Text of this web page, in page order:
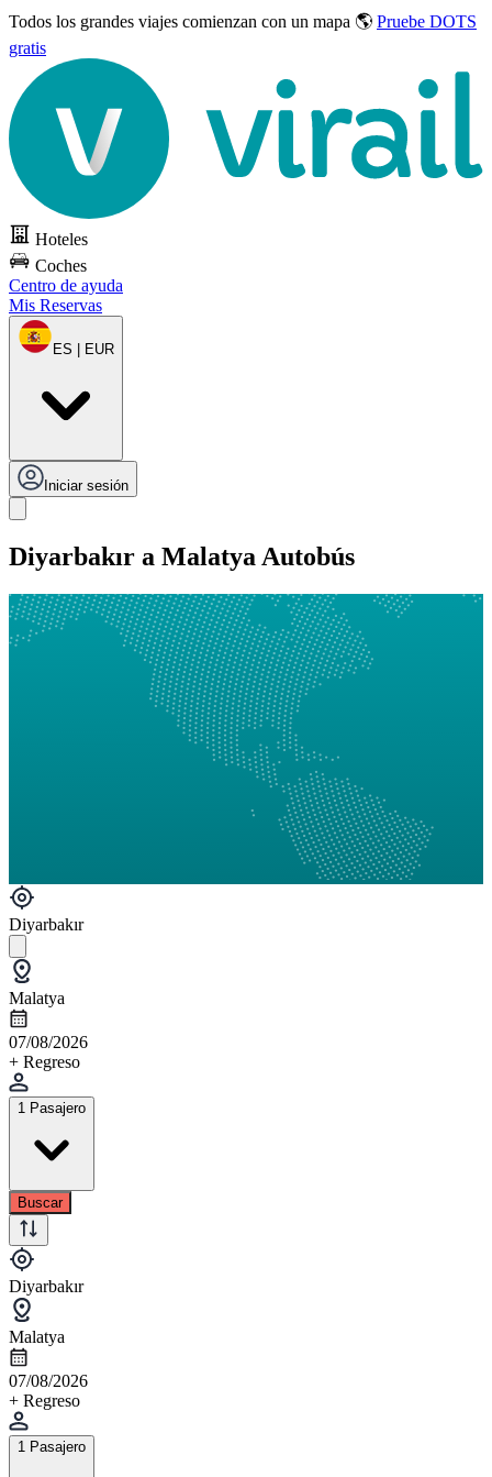
Todos los grandes viajes comienzan con un mapa 🌎 Pruebe DOTS
gratis
Hoteles
Coches
Centro de ayuda
Mis Reservas
ES | EUR
Iniciar sesión
Diyarbakır a Malatya Autobús
Diyarbakır
Malatya
07/08/2026
+ Regreso
1 Pasajero
Buscar
Diyarbakır
Malatya
07/08/2026
+ Regreso
1 Pasajero